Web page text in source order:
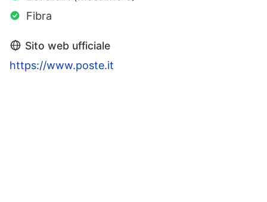
Fibra
Sito web ufficiale
https://www.poste.it